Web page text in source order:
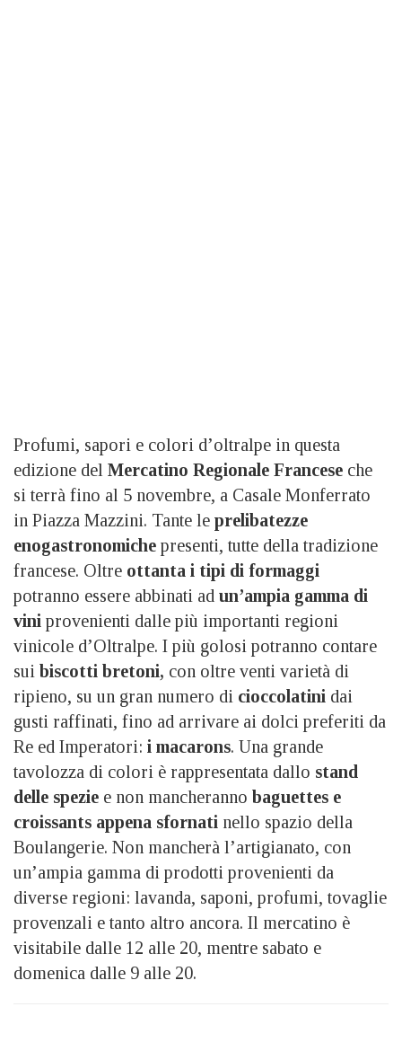
Profumi, sapori e colori d’oltralpe in questa
edizione del Mercatino Regionale Francese che
si terrà fino al 5 novembre, a Casale Monferrato
in Piazza Mazzini. Tante le prelibatezze
enogastronomiche presenti, tutte della tradizione
francese. Oltre ottanta i tipi di formaggi
potranno essere abbinati ad un’ampia gamma di
vini provenienti dalle più importanti regioni
vinicole d’Oltralpe. I più golosi potranno contare
sui biscotti bretoni, con oltre venti varietà di
ripieno, su un gran numero di cioccolatini dai
gusti raffinati, fino ad arrivare ai dolci preferiti da
Re ed Imperatori: i macarons. Una grande
tavolozza di colori è rappresentata dallo stand
delle spezie e non mancheranno baguettes e
croissants appena sfornati nello spazio della
Boulangerie. Non mancherà l’artigianato, con
un’ampia gamma di prodotti provenienti da
diverse regioni: lavanda, saponi, profumi, tovaglie
provenzali e tanto altro ancora. Il mercatino è
visitabile dalle 12 alle 20, mentre sabato e
domenica dalle 9 alle 20.